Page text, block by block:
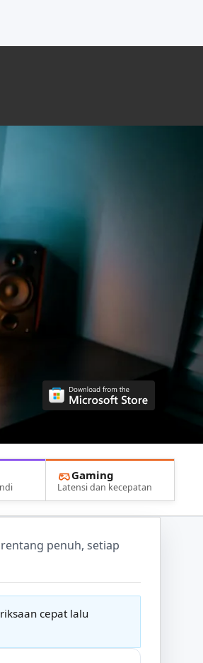
Gaming
Latensi dan kecepatan
penuh, setiap
cepat lalu